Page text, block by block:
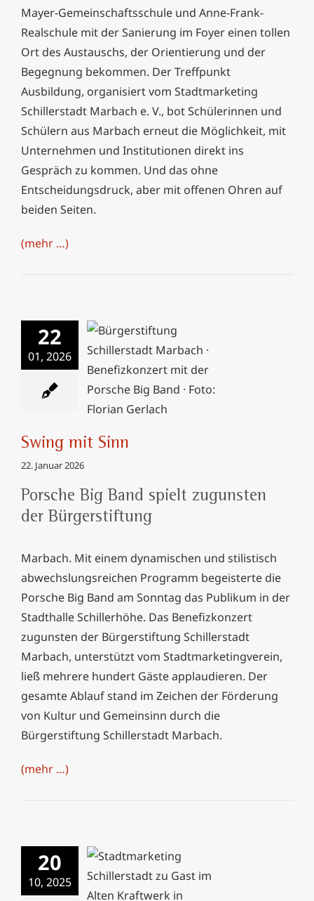
Mayer-Gemeinschaftsschule und Anne-Frank-
Realschule mit der Sanierung im Foyer einen tollen
Ort des Austauschs, der Orientierung und der
Begegnung bekommen. Der Treffpunkt
Ausbildung, organisiert vom Stadtmarketing
Schillerstadt Marbach e. V., bot Schülerinnen und
Schülern aus Marbach erneut die Möglichkeit, mit
Unternehmen und Institutionen direkt ins
Gespräch zu kommen. Und das ohne
Entscheidungsdruck, aber mit offenen Ohren auf
beiden Seiten.
(mehr …)
22
01, 2026
Swing mit Sinn
Swing mit Sinn
22. Januar 2026
Porsche Big Band spielt zugunsten
der Bürgerstiftung
Marbach. Mit einem dynamischen und stilistisch
abwechslungsreichen Programm begeisterte die
Porsche Big Band am Sonntag das Publikum in der
Stadthalle Schillerhöhe. Das Benefizkonzert
zugunsten der Bürgerstiftung Schillerstadt
Marbach, unterstützt vom Stadtmarketingverein,
ließ mehrere hundert Gäste applaudieren. Der
gesamte Ablauf stand im Zeichen der Förderung
von Kultur und Gemeinsinn durch die
Bürgerstiftung Schillerstadt Marbach.
(mehr …)
20
10, 2025
Stadtmarketingverein